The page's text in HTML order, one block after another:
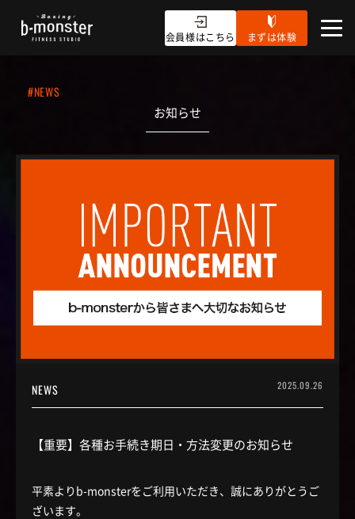
会員様はこちら まずは体験
#NEWS
お知らせ
NEWS 2025.09.26
【重要】各種お手続き期日・方法変更のお知らせ
平素よりb-monsterをご利用いただき、誠にありがとうご
ざいます。